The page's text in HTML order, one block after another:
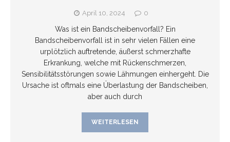
April 10, 2024 0
Was ist ein Bandscheibenvorfall? Ein
Bandscheibenvorfall ist in sehr vielen Fällen eine
urplötzlich auftretende, äußerst schmerzhafte
Erkrankung, welche mit Rückenschmerzen,
Sensibilitätsstörungen sowie Lähmungen einhergeht. Die
Ursache ist oftmals eine Überlastung der Bandscheiben,
aber auch durch
WEITERLESEN